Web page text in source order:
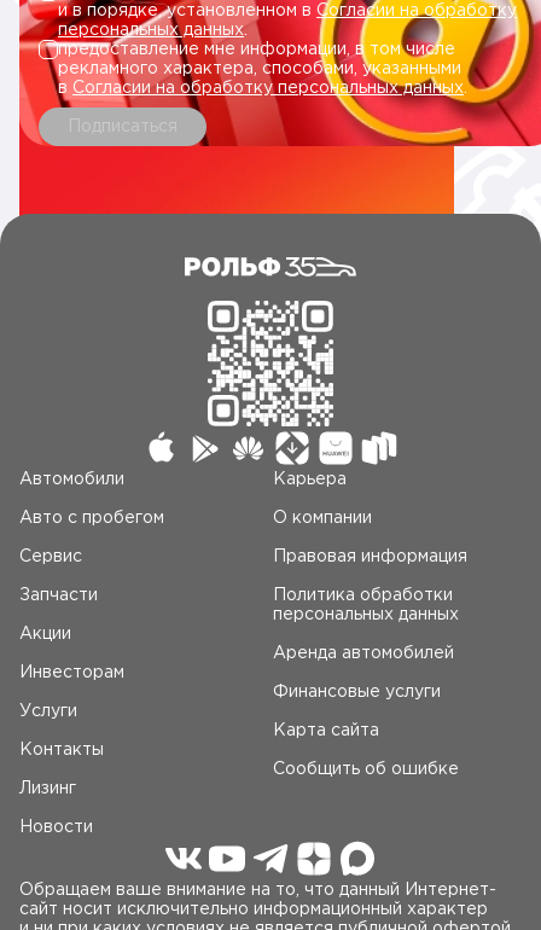
и в порядке, установленном в Согласии на обработку
персональных данных.
предоставление мне информации, в том числе
рекламного характера, способами, указанными
в Согласии на обработку персональных данных
Подписаться
Автомобили
Авто c пробегом
Сервис
Запчасти
Акции
Инвесторам
Услуги
Контакты
Лизинг
Новости
Карьера
О компании
Правовая информация
Политика обработки
персональных данных
Аренда автомобилей
Финансовые услуги
Карта сайта
Сообщить об ошибке
Обращаем ваше внимание на то, что данный Интернет-
сайт носит исключительно информационный характер